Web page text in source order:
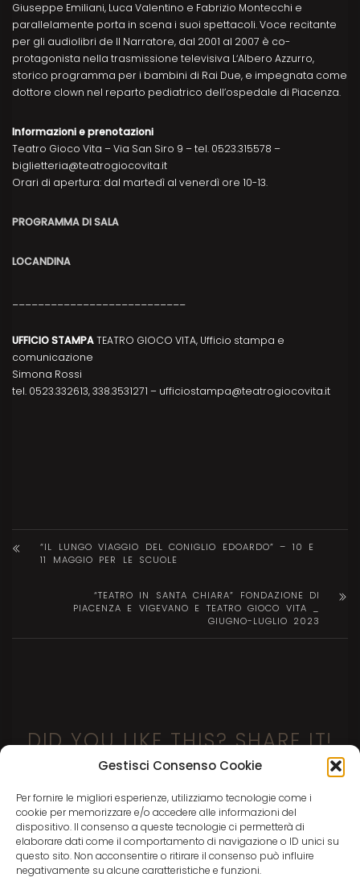
Gestisci Consenso Cookie
Per fornire le migliori esperienze, utilizziamo tecnologie come i
cookie per memorizzare e/o accedere alle informazioni del
dispositivo. Il consenso a queste tecnologie ci permetterà di
elaborare dati come il comportamento di navigazione o ID unici su
questo sito. Non acconsentire o ritirare il consenso può influire
negativamente su alcune caratteristiche e funzioni.
Giuseppe Emiliani, Luca Valentino e Fabrizio Montecchi e
parallelamente porta in scena i suoi spettacoli. Voce recitante
per gli audiolibri de Il Narratore, dal 2001 al 2007 è co-
protagonista nella trasmissione televisiva LʼAlbero Azzurro,
storico programma per i bambini di Rai Due, e impegnata come
dottore clown nel reparto pediatrico dell’ospedale di Piacenza.
Informazioni e prenotazioni
Teatro Gioco Vita – Via San Siro 9 – tel. 0523.315578 –
biglietteria@teatrogiocovita.it
Orari di apertura: dal martedì al venerdì ore 10-13.
PROGRAMMA DI SALA
LOCANDINA
UFFICIO STAMPATEATRO GIOCO VITA, Ufficio stampa e
comunicazione
Simona Rossi
tel. 0523.332613, 338.3531271 – ufficiostampa@teatrogiocovita.it
“IL LUNGO VIAGGIO DEL CONIGLIO EDOARDO” – 10 E
11 MAGGIO PER LE SCUOLE
“TEATRO IN SANTA CHIARA” FONDAZIONE DI
PIACENZA E VIGEVANO E TEATRO GIOCO VITA _
GIUGNO-LUGLIO 2023
DID YOU LIKE THIS? SHARE IT!